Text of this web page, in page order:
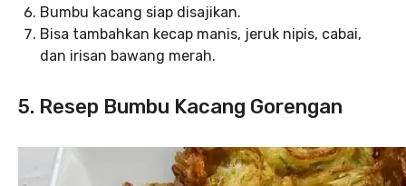
Bumbu kacang siap disajikan.
Bisa tambahkan kecap manis, jeruk nipis, cabai,
dan irisan bawang merah.
5. Resep Bumbu Kacang Gorengan